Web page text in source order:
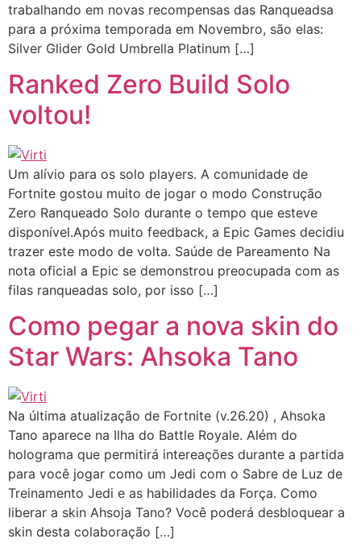
trabalhando em novas recompensas das Ranqueadsa
para a próxima temporada em Novembro, são elas:
Silver Glider Gold Umbrella Platinum […]
Ranked Zero Build Solo
voltou!
Um alívio para os solo players. A comunidade de
Fortnite gostou muito de jogar o modo Construção
Zero Ranqueado Solo durante o tempo que esteve
disponível.Após muito feedback, a Epic Games decidiu
trazer este modo de volta. Saúde de Pareamento Na
nota oficial a Epic se demonstrou preocupada com as
filas ranqueadas solo, por isso […]
Como pegar a nova skin do
Star Wars: Ahsoka Tano
Na última atualização de Fortnite (v.26.20) , Ahsoka
Tano aparece na Ilha do Battle Royale. Além do
holograma que permitirá intereações durante a partida
para você jogar como um Jedi com o Sabre de Luz de
Treinamento Jedi e as habilidades da Força. Como
liberar a skin Ahsoja Tano? Você poderá desbloquear a
skin desta colaboração […]